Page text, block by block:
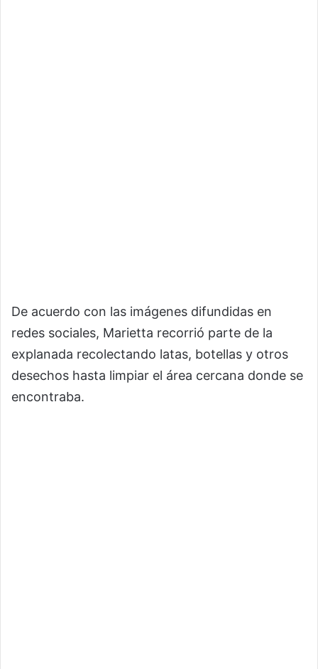
De acuerdo con las imágenes difundidas en
redes sociales, Marietta recorrió parte de la
explanada recolectando latas, botellas y otros
desechos hasta limpiar el área cercana donde se
encontraba.